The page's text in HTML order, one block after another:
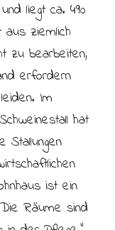
liegt ca. 490
ziemlich
zu bearbeiten,
erfordern
Im
hat
Stallungen
ist ein
Räume sind